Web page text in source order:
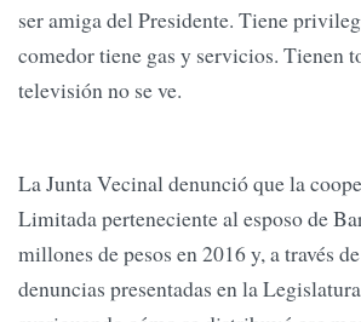
ser amiga del Presidente. Tiene
comedor tiene gas y servicios. Tienen
televisión no se ve.
La Junta Vecinal denunció que la
Limitada perteneciente al esposo de
millones de pesos en 2016 y, a través
denuncias presentadas en la